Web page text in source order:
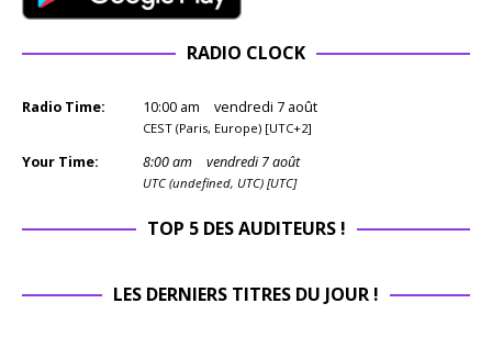
RADIO CLOCK
Radio Time: 10:00 am vendredi 7 août
CEST (Paris, Europe) [UTC+2]
Your Time: 8:00am vendredi 7 août
UTC (undefined, UTC) [UTC]
TOP 5 DES AUDITEURS !
LES DERNIERS TITRES DU JOUR !